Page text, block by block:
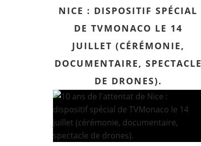
NICE : DISPOSITIF SPÉCIAL
DE TVMONACO LE 14
JUILLET (CÉRÉMONIE,
DOCUMENTAIRE, SPECTACLE
DE DRONES).